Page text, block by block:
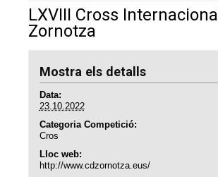
LXVIII Cross Internacional
Zornotza
Mostra els detalls
Data:
23.10.2022
Categoria Competició:
Cros
Lloc web:
http://www.cdzornotza.eus/